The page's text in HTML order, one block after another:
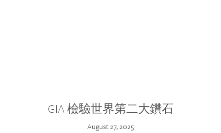
GIA 檢驗世界第二大鑽石
August 27, 2025